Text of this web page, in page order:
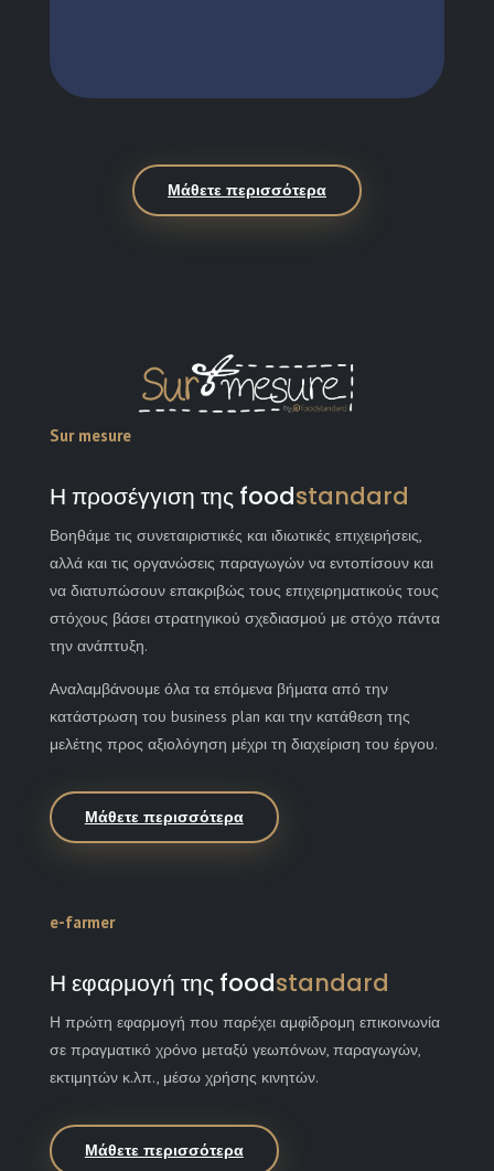
Μάθετε περισσότερα
Sur mesure
Η προσέγγιση της foodstandard
Βοηθάμε τις συνεταιριστικές και ιδιωτικές επιχειρήσεις,
αλλά και τις οργανώσεις παραγωγών να εντοπίσουν και
να διατυπώσουν επακριβώς τους επιχειρηματικούς τους
στόχους βάσει στρατηγικού σχεδιασμού με στόχο πάντα
την ανάπτυξη.
Αναλαμβάνουμε όλα τα επόμενα βήματα από την
κατάστρωση του business plan και την κατάθεση της
μελέτης προς αξιολόγηση μέχρι τη διαχείριση του έργου.
Μάθετε περισσότερα
e-farmer
Η εφαρμογή της foodstandard
Η πρώτη εφαρμογή που παρέχει αμφίδρομη επικοινωνία
σε πραγματικό χρόνο μεταξύ γεωπόνων, παραγωγών,
εκτιμητών κ.λπ., μέσω χρήσης κινητών.
Μάθετε περισσότερα